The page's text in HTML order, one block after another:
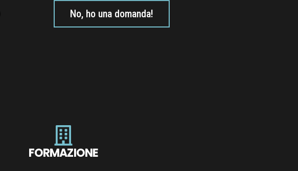
No, ho una domanda!
FORMAZIONE